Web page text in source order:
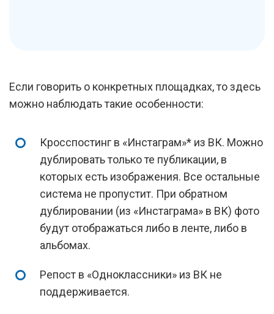
Если говорить о конкретных площадках, то здесь
можно наблюдать такие особенности:
Кросспостинг в «Инстаграм»* из ВК. Можно
дублировать только те публикации, в
которых есть изображения. Все остальные
система не пропустит. При обратном
дублировании (из «Инстаграма» в ВК) фото
будут отображаться либо в ленте, либо в
альбомах.
Репост в «Одноклассники» из ВК не
поддерживается.